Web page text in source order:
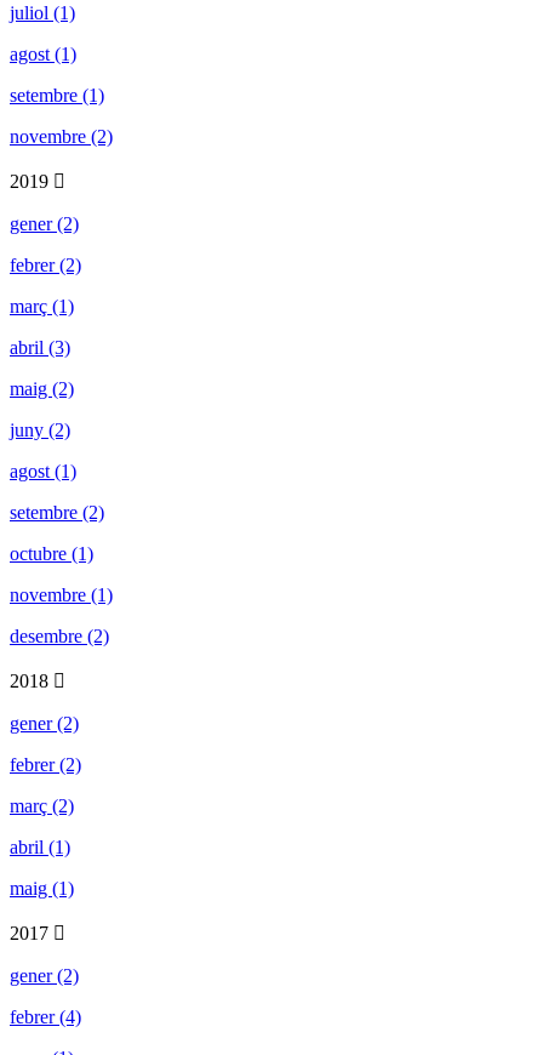
juliol (1)
agost (1)
setembre (1)
novembre (2)
2019
gener (2)
febrer (2)
març (1)
abril (3)
maig (2)
juny (2)
agost (1)
setembre (2)
octubre (1)
novembre (1)
desembre (2)
2018
gener (2)
febrer (2)
març (2)
abril (1)
maig (1)
2017
gener (2)
febrer (4)